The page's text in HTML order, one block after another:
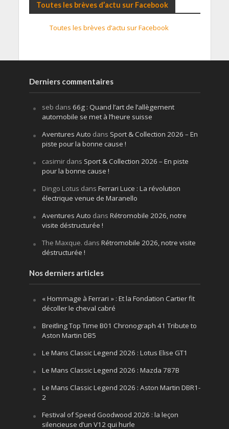
Toutes les brèves d’actu sur Facebook
Toutes les brèves d’actu sur Facebook
Derniers commentaires
seb dans 66g : Quand l’art de l’allègement
automobile se met à l’heure suisse
Aventures Auto dans Sport & Collection 2026 – En
piste pour la bonne cause !
casimirdans Sport & Collection 2026 – En piste
pour la bonne cause !
Dingo Lotus dans Ferrari Luce : La révolution
électrique venue de Maranello
Aventures Auto dans Rétromobile 2026, notre
visite déstructurée !
The Maxque. dans Rétromobile 2026, notre visite
déstructurée !
Nos derniers articles
« Hommage à Ferrari » : Et la Fondation Cartier fit
décoller le cheval cabré
Breitling Top Time B01 Chronograph 41 Tribute to
Aston Martin DB5
Le Mans Classic Legend 2026 : Lotus Elise GT1
Le Mans Classic Legend 2026 : Mazda 787B
Le Mans Classic Legend 2026 : Aston Martin DBR1-
2
Festival of Speed Goodwood 2026 : la leçon
silencieuse d’un V12 qui hurle